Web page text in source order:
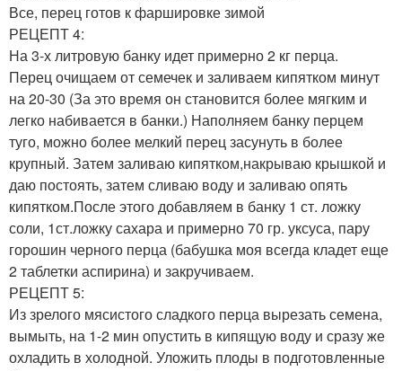
Все, перец готов к фаршировке зимой
РЕЦЕПТ 4:
На 3-х литровую банку идет примерно 2 кг перца.
Перец очищаем от семечек и заливаем кипятком минут
на 20-30 (За это время он становится более мягким и
легко набивается в банки.) Наполняем банку перцем
туго, можно более мелкий перец засунуть в более
крупный. Затем заливаю кипятком,накрываю крышкой и
даю постоять, затем сливаю воду и заливаю опять
кипятком.После этого добавляем в банку 1 ст. ложку
соли, 1ст.ложку сахара и примерно 70 гр. уксуса, пару
горошин черного перца (бабушка моя всегда кладет еще
2 таблетки аспирина) и закручиваем.
РЕЦЕПТ 5:
Из зрелого мясистого сладкого перца вырезать семена,
вымыть, на 1-2 мин опустить в кипящую воду и сразу же
охладить в холодной. Уложить плоды в подготовленные